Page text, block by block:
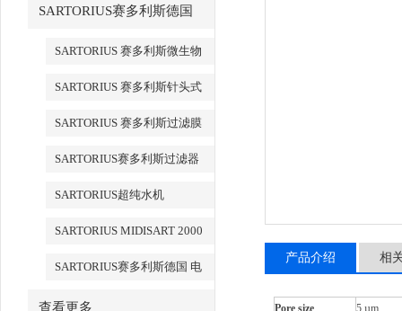
SARTORIUS赛多利斯德国
SARTORIUS 赛多利斯微生物
SARTORIUS 赛多利斯针头式
SARTORIUS 赛多利斯过滤膜
SARTORIUS赛多利斯过滤器
SARTORIUS超纯水机
SARTORIUS MIDISART 2000
SARTORIUS赛多利斯德国 电
查看更多
产品介绍 相
Pore size
5 µm